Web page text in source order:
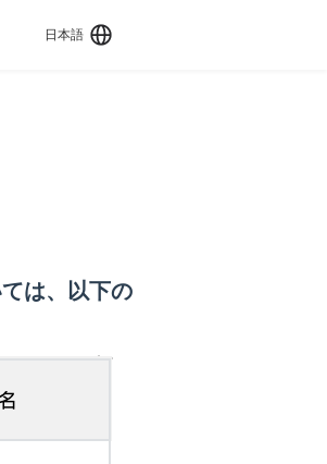
日本語
は、以下の